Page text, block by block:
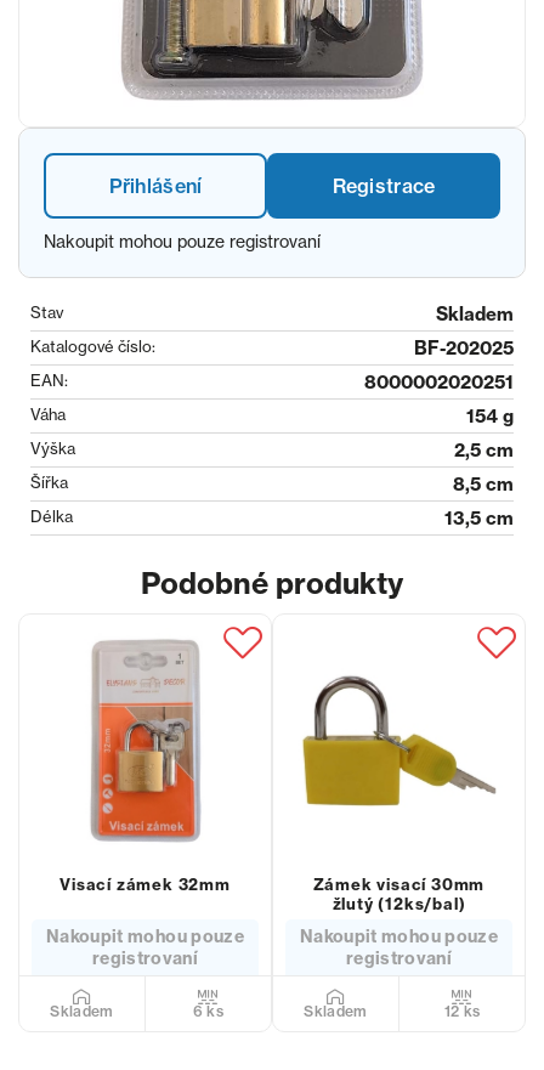
Přihlášení Registrace
Nakoupit mohou pouze registrovaní
Stav Skladem
Katalogové číslo: BF-202025
EAN: 8000002020251
Váha 154 g
Výška 2,5 cm
Šířka 8,5 cm
Délka 13,5 cm
Podobné produkty
Visací zámek 32mm
Nakoupit mohou pouze
registrovaní
Skladem 6 ks
Zámek visací 30mm
žlutý (12ks/bal)
Nakoupit mohou pouze
registrovaní
Skladem 12 ks